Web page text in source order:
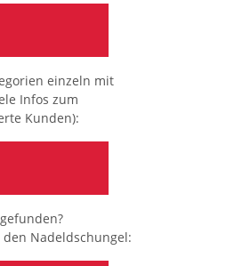
einzeln mit
Infos zum
Kunden):
Nadeldschungel: